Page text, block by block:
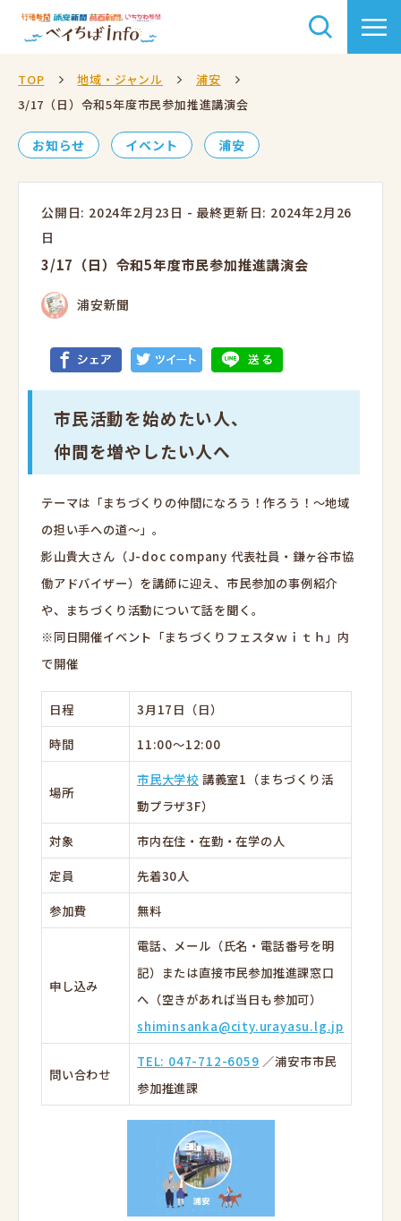
TOP 地域・ジャンル
浦安
3/17（日）令和5年度市民参加推進講演会
お知らせ イベント 浦安
公開日: 2024年2月23日 - 最終更新日: 2024年2月26
日
3/17（日）令和5年度市民参加推進講演会
浦安新聞
市民活動を始めたい人、
仲間を増やしたい人へ
テーマは「まちづくりの仲間になろう！作ろう！～地域
の担い手への道～」。
影山貴大さん（J-doc company 代表社員・鎌ヶ谷市協
働アドバイザー）を講師に迎え、市民参加の事例紹介
や、まちづくり活動について話を聞く。
※同日開催イベント「まちづくりフェスタｗｉｔｈ」内
で開催
日程 3月17日（日）
時間 11:00～12:00
場所
市民大学校 講義室1（まちづくり活
動プラザ3F）
対象 市内在住・在勤・在学の人
定員 先着30人
参加費 無料
申し込み
電話、メール（氏名・電話番号を明
記）または直接市民参加推進課窓口
へ（空きがあれば当日も参加可）
shiminsanka@city.urayasu.lg.jp
問い合わせ
TEL: 047-712-6059 ／浦安市市民
参加推進課